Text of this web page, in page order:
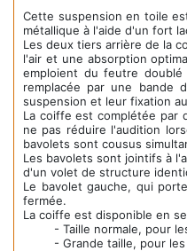
Cette suspension en toile
métallique à l'aide d'un fort
Les deux tiers arrière de la
l'air et une absorption
emploient du feutre
remplacée par une bande
suspension et leur fixation
La coiffe est complétée par
ne pas réduire l'audition
bavolets sont cousus
Les bavolets sont jointifs à
d'un volet de structure
Le bavolet gauche, qui
fermée.
La coiffe est disponible en
- Taille normale, pour
- Grande taille, pour